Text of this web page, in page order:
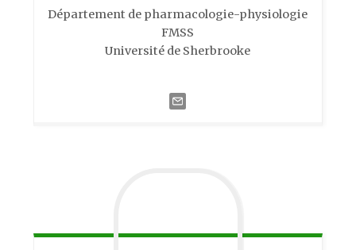
Département de pharmacologie-physiologie
FMSS
Université de Sherbrooke